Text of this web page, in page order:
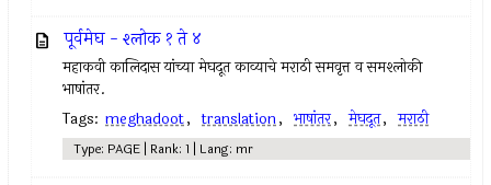
पूर्वमेघ - श्लोक १ ते ४
महाकवी कालिदास यांच्या मेघदूत काव्याचे मराठी समवृत्त व समश्लोकी
भाषांतर.
Tags: meghadoot, translation, भाषांतर, मेघदूत, मराठी
Type: PAGE | Rank: 1 | Lang: mr